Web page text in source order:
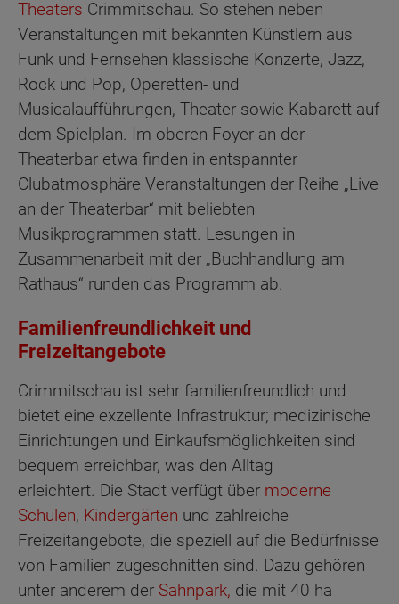
Theaters Crimmitschau. So stehen neben
Veranstaltungen mit bekannten Künstlern aus
Funk und Fernsehen klassische Konzerte, Jazz,
Rock und Pop, Operetten- und
Musicalaufführungen, Theater sowie Kabarett auf
dem Spielplan. Im oberen Foyer an der
Theaterbar etwa finden in entspannter
Clubatmosphäre Veranstaltungen der Reihe „Live
an der Theaterbar“ mit beliebten
Musikprogrammen statt. Lesungen in
Zusammenarbeit mit der „Buchhandlung am
Rathaus“ runden das Programm ab.
Familienfreundlichkeit und
Freizeitangebote
Crimmitschau ist sehr familienfreundlich und
bietet eine exzellente Infrastruktur; medizinische
Einrichtungen und Einkaufsmöglichkeiten sind
bequem erreichbar, was den Alltag
erleichtert. Die Stadt verfügt über moderne
Schulen, Kindergärten und zahlreiche
Freizeitangebote, die speziell auf die Bedürfnisse
von Familien zugeschnitten sind. Dazu gehören
unter anderem der Sahnpark, die mit 40 ha